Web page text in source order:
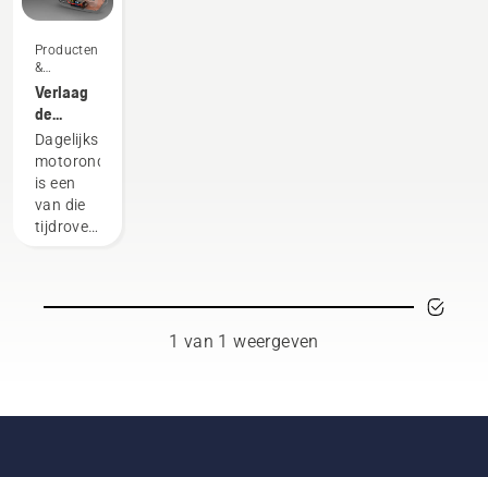
Producten
&
vernieuwingen
Verlaag
de
onderhoudstijd
van uw
machinepark
met
accumachines
Dagelijks
motoronderhoud
is een
van die
tijdrovende
kunnen
producten
1 van 1 weergeven